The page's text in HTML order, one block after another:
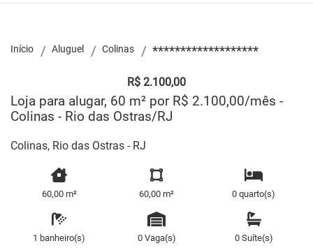
Início Aluguel Colinas *******************
R$ 2.100,00
Loja para alugar, 60 m² por R$ 2.100,00/mês -
Colinas - Rio das Ostras/RJ
Colinas, Rio das Ostras - RJ
60,00 m² 60,00 m² 0 quarto(s)
1 banheiro(s) 0 Vaga(s) 0 Suíte(s)